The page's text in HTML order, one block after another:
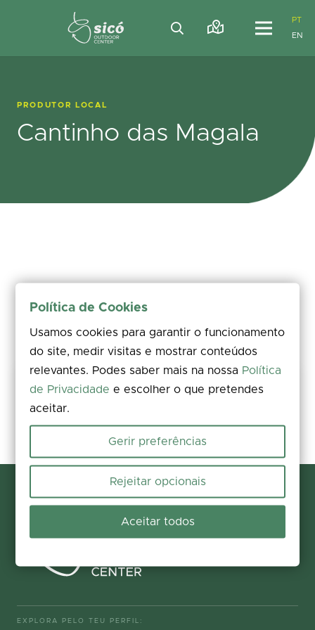
PT
EN
PRODUTOR LOCAL
Cantinho das Magala
Partilha a tua experiência
Avalia, deixa um comentário e acrescenta fotos. A tua opinião
EXPLORA PELO TEU PERFIL:
Política de Cookies
Usamos cookies para garantir o funcionamento
do site, medir visitas e mostrar conteúdos
relevantes. Podes saber mais na nossa Política
de Privacidade e escolher o que pretendes
aceitar.
Gerir preferências
Rejeitar opcionais
Aceitar todos